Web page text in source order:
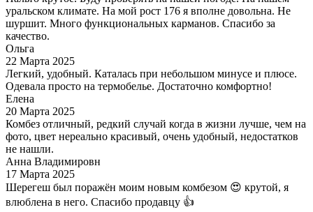
уральском климате. На мой рост 176 я вполне довольна. Не
шуршит. Много функциональных карманов. Спасибо за
качество.
Ольга
22 Марта 2025
Легкий, удобный. Каталась при небольшом минусе и плюсе.
Одевала просто на термобелье. Достаточно комфортно!
Елена
20 Марта 2025
Комбез отличный, редкий случай когда в жизни лучше, чем на
фото, цвет нереально красивый, очень удобный, недостатков
не нашли.
Анна Владимировн
17 Марта 2025
Шерегеш был поражён моим новым комбезом 😍 крутой, я
влюблена в него. Спасибо продавцу 👍